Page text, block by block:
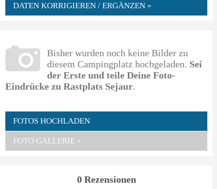
DATEN KORRIGIEREN / ERGÄNZEN »
Bisher wurden noch keine Bilder zu
diesem Campingplatz hochgeladen. Sei
der Erste und teile Deine Foto-
Eindrücke zu Rastplats Sejaur.
FOTOS HOCHLADEN
FOTO GALLERIE »
0 Rezensionen